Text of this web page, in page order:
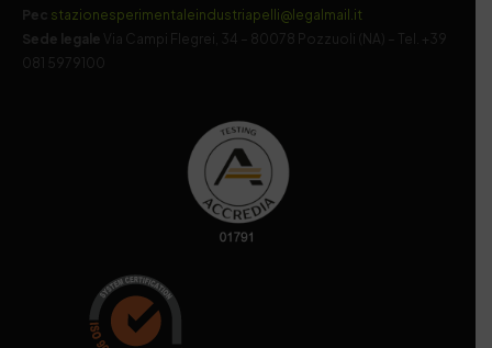
Pec stazionesperimentaleindustriapelli@legalmail.it
Sede legale
Via Campi Flegrei, 34 – 80078 Pozzuoli (NA) – Tel. +39
081 5979100